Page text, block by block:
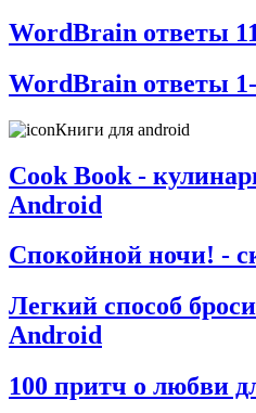
WordBrain ответы
WordBrain ответы
Книги для android
Cook Book -
Android
Спокойной ночи! -
Легкий способ
Android
100 притч о любви